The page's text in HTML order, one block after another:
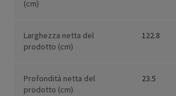
(cm)
Larghezza netta del
prodotto (cm)
122.8
Profondità netta del
prodotto (cm)
23.5